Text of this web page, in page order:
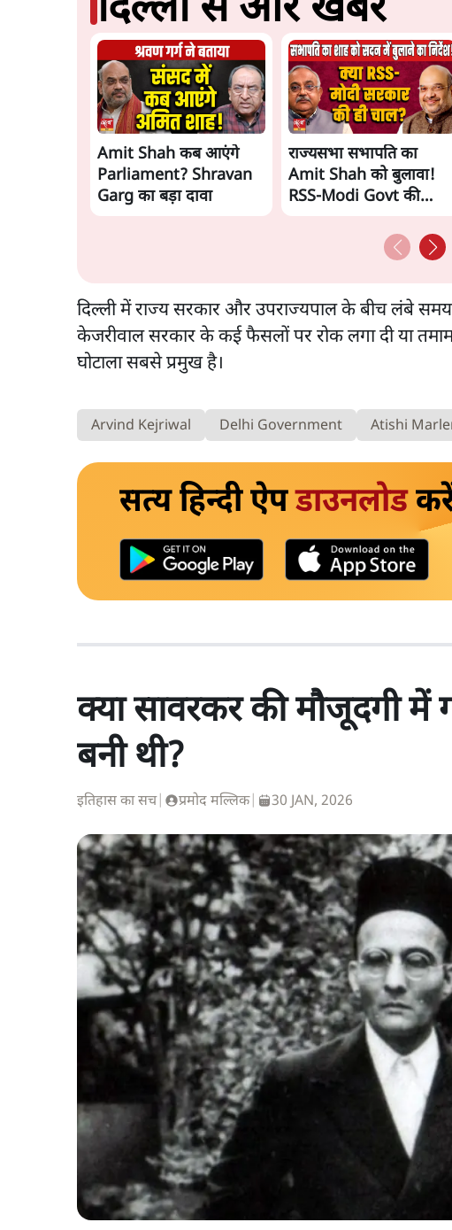
Amit Shah कब आएंगे
Parliament? Shravan
Garg का बड़ा दावा
राज्यसभा सभापति का
Amit Shah को बुलावा!
RSS-Modi Govt की
Amit Shah को सदन में
बयान देने का संकेत क्यों?
Vinod Agnihotri ने इसे
Modi Government और
RSS की संभावित
दिल्ली में राज्य सरकार और उपराज्यपाल के बीच लंबे
केजरीवाल सरकार के कई फैसलों पर रोक लगा दी या
घोटाला सबसे प्रमुख है।
Arvind Kejriwal Delhi Government Atishi
सत्य हिन्दी ऐपडाउनलोड
क्या सावरकर की मौजूदगी में
बनी थी?
इतिहास का सच| प्रमोद मल्लिक| 30 JAN, 2026